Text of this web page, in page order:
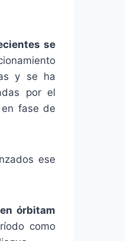
se
y se ha
por el
fase de
ese
órbitam
como